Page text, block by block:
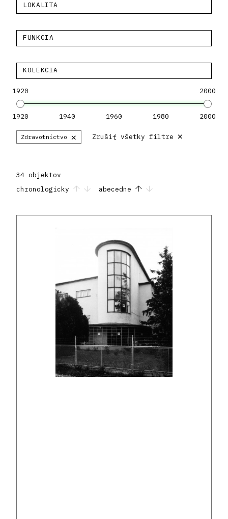
LOKALITA
FUNKCIA
KOLEKCIA
1920 2000
1920 1940 1960 1980 2000
Zdravotníctvo × Zrušiť všetky filtre ×
34 objektov
chronologicky
abecedne